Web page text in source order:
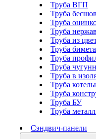
Труба ВГП
Труба
Труба
Труба
Труба из
Труба
Труба
Труба
Труба в
Труба
Труба
Труба БУ
Труба
Сэндвич-панели